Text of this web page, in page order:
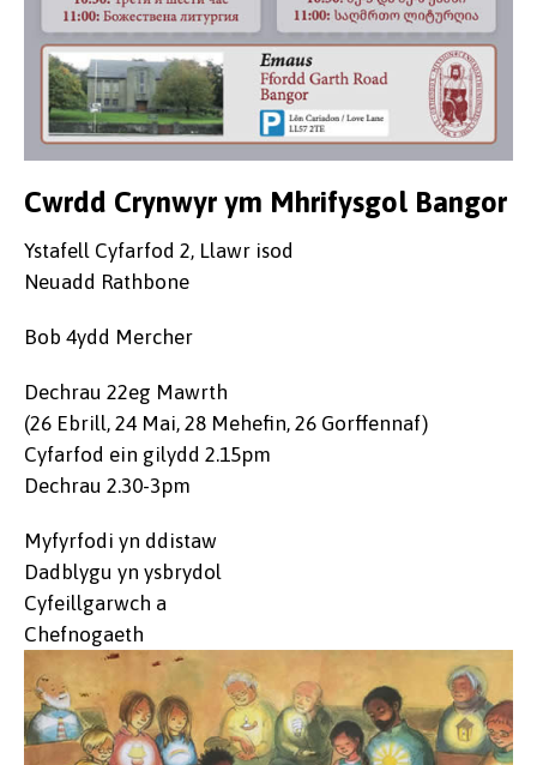
Cwrdd Crynwyr ym Mhrifysgol Bangor
Ystafell Cyfarfod 2, Llawr isod
Neuadd Rathbone
Bob 4ydd Mercher
Dechrau 22eg Mawrth
(26 Ebrill, 24 Mai, 28 Mehefin, 26 Gorffennaf)
Cyfarfod ein gilydd 2.15pm
Dechrau 2.30-3pm
Myfyrfodi yn ddistaw
Dadblygu yn ysbrydol
Cyfeillgarwch a
Chefnogaeth